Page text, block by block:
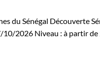
du Sénégal Découverte
10/2026 Niveau : à partir de